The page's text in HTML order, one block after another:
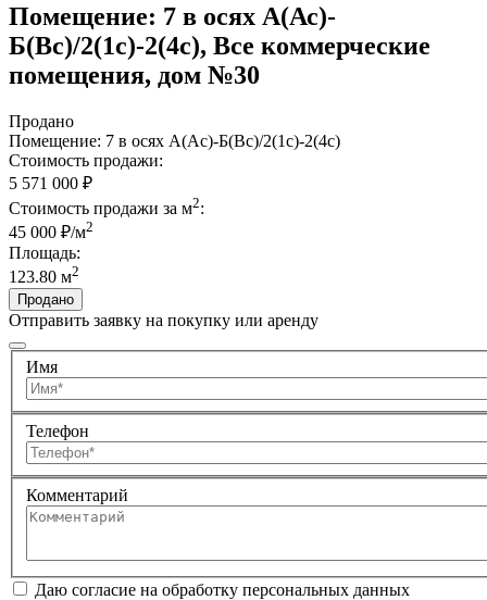
Помещение: 7 в осях А(Ас)-
Б(Вс)/2(1с)-2(4с), Все коммерческие
помещения, дом №30
Продано
Помещение: 7 в осях А(Ас)-Б(Вс)/2(1с)-2(4с)
Стоимость продажи:
5 571 000 ₽
Стоимость продажи за м2:
45 000 ₽/м2
Площадь:
123.80 м2
Продано
Отправить заявку на покупку или аренду
Имя
Телефон
Комментарий
Даю согласие на обработку персональных данных